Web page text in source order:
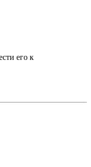
его к